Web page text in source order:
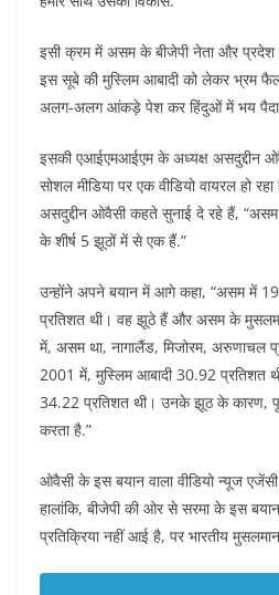
इसी क्रम में असम के बीजेपी नेता और प्रदेश
इस सूबे की मुस्लिम आबादी को लेकर भ्रम
अलग-अलग आंकड़े पेश कर हिंदुओं में भय पैदा
इसकी एआईएमआईएम के अध्यक्ष असदुद्दीन
सोशल मीडिया पर एक वीडियो वायरल हो
असदुद्दीन ओवैसी कहते सुनाई दे रहे हैं, “असम
के शीर्ष 5 झूठों में से एक हैं.”
उन्होंने अपने बयान में आगे कहा, “असम में
प्रतिशत थी। वह झूठे हैं और असम के
में, असम था, नागालैंड, मिजोरम, अरुणाचल
2001 में, मुस्लिम आबादी 30.92 प्रतिशत
34.22 प्रतिशत थी। उनके झूठ के कारण,
करता है.”
ओवैसी के इस बयान वाला वीडियो न्यूज
हालांकि, बीजेपी की ओर से सरमा के इस
प्रतिक्रिया नहीं आई है, पर भारतीय